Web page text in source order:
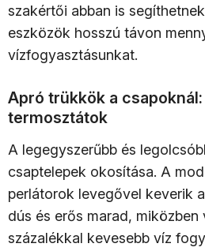
szakértői abban is
eszközök hosszú távon
vízfogyasztásunkat.
Apró trükkök a
termosztátok
A legegyszerűbb és
csaptelepek okosítása. A
perlátorok levegővel keverik
dús és erős marad,
százalékkal kevesebb víz